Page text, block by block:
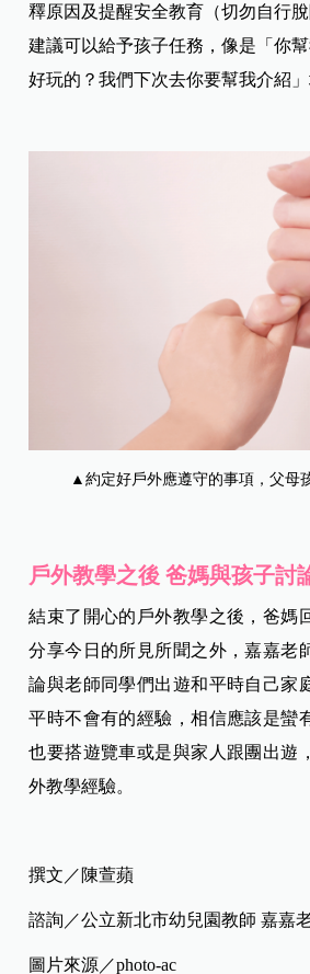
釋原因及提醒安全教育（切勿自行
建議可以給予孩子任務，像是「你
好玩的？我們下次去你要幫我介紹」
▲約定好戶外應遵守的事項，父母
戶外教學之後 爸媽與孩子討
結束了開心的戶外教學之後，爸媽
分享今日的所見所聞之外，嘉嘉老
論與老師同學們出遊和平時自己家
平時不會有的經驗，相信應該是蠻
也要搭遊覽車或是與家人跟團出遊
外教學經驗。
撰文／陳萱蘋
諮詢／公立新北市幼兒園教師 嘉嘉
圖片來源／photo-ac